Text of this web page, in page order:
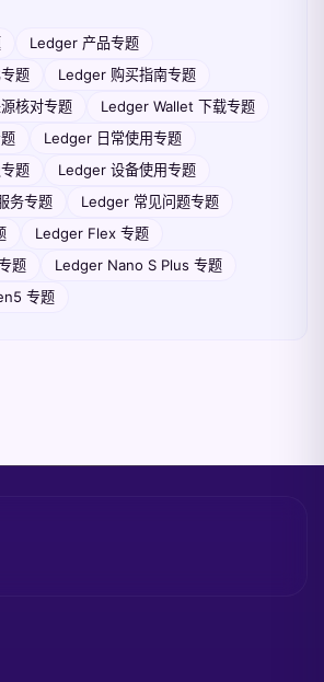
Ledger 产品专题
题
Ledger 购买指南专题
核对专题
Ledger Wallet 下载专题
Ledger 日常使用专题
题
Ledger 设备使用专题
务专题
Ledger 常见问题专题
Ledger Flex 专题
题
Ledger Nano S Plus 专题
专题